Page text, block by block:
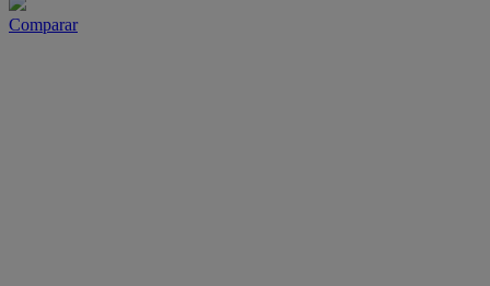
Comparar